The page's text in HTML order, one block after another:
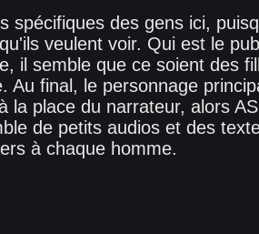
spécifiques des gens ici,
veulent voir. Qui est le
il semble que ce soient des
Au final, le personnage
la place du narrateur, alors
de petits audios et des
à chaque homme.